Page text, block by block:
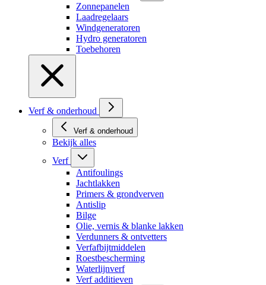
Zonnepanelen
Laadregelaars
Windgeneratoren
Hydro generatoren
Toebehoren
Verf & onderhoud
Verf & onderhoud
Bekijk alles
Verf
Antifoulings
Jachtlakken
Primers & grondverven
Antislip
Bilge
Olie, vernis & blanke lakken
Verdunners & ontvetters
Verfafbijtmiddelen
Roestbescherming
Waterlijnverf
Verf additieven